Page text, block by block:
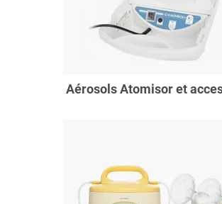
Aérosols Atomisor et